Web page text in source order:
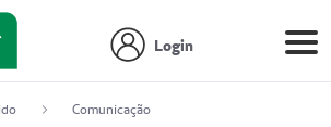
Login
Comunicação